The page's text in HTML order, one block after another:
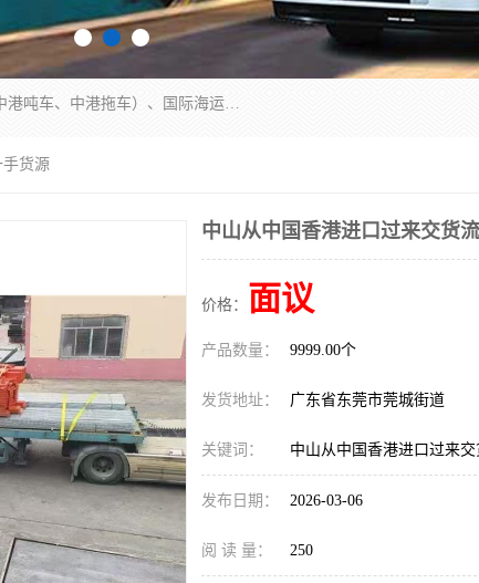
东莞市润丰国际货运代理有限公司提供中港运输（中港散货拼车、中港吨车、中港拖车）、国际海运代理、国际空运快递，跨境电商，亚马逊FBA，国内物流园服务，进出口报关，仓储，提供给客户整套运输解决方案和增值服务
货源
中山从中国香港进口过来交货
价格： 面议
产品数量： 9999.00个
发货地址： 广东省东莞市莞城街道
关键词： 中山从中国香港进口过来
发布日期： 2026-03-06
阅 读 量： 250